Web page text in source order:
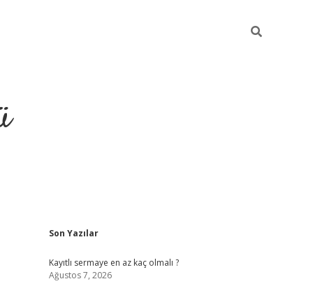
Sidebar
Son Yazılar
Kayıtlı sermaye en az kaç olmalı ?
Ağustos 7, 2026